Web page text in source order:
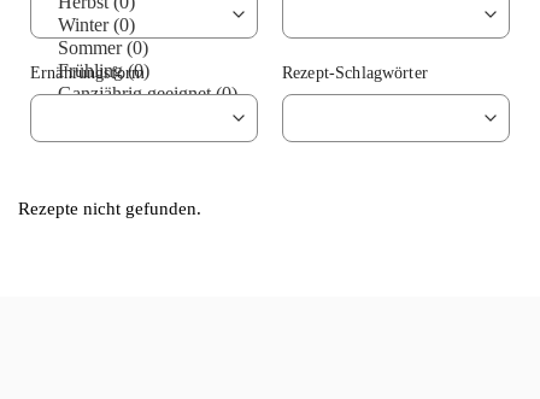
Ernährungsform Rezept-Schlagwörter
Rezepte nicht gefunden.